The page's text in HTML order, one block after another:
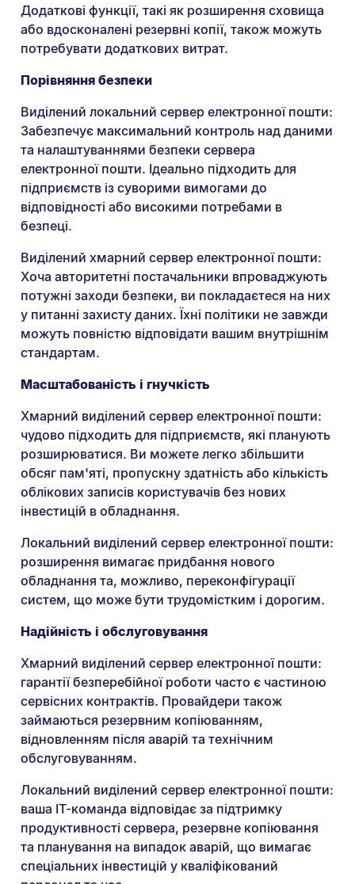
Додаткові функції, такі як розширення сховища
або вдосконалені резервні копії, також можуть
потребувати додаткових витрат.
Порівняння безпеки
Виділений локальний сервер електронної пошти:
Забезпечує максимальний контроль над даними
та налаштуваннями безпеки сервера
електронної пошти. Ідеально підходить для
підприємств із суворими вимогами до
відповідності або високими потребами в
безпеці.
Виділений хмарний сервер електронної пошти:
Хоча авторитетні постачальники впроваджують
потужні заходи безпеки, ви покладаєтеся на них
у питанні захисту даних. Їхні політики не завжди
можуть повністю відповідати вашим внутрішнім
стандартам.
Масштабованість і гнучкість
Хмарний виділений сервер електронної пошти:
чудово підходить для підприємств, які планують
розширюватися. Ви можете легко збільшити
обсяг пам'яті, пропускну здатність або кількість
облікових записів користувачів без нових
інвестицій в обладнання.
Локальний виділений сервер електронної пошти:
розширення вимагає придбання нового
обладнання та, можливо, переконфігурації
систем, що може бути трудомістким і дорогим.
Надійність і обслуговування
Хмарний виділений сервер електронної пошти:
гарантії безперебійної роботи часто є частиною
сервісних контрактів. Провайдери також
займаються резервним копіюванням,
відновленням після аварій та технічним
обслуговуванням.
Локальний виділений сервер електронної пошти:
ваша ІТ-команда відповідає за підтримку
продуктивності сервера, резервне копіювання
та планування на випадок аварій, що вимагає
спеціальних інвестицій у кваліфікований